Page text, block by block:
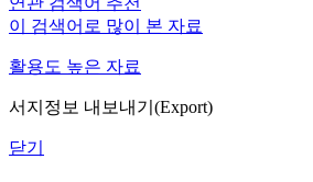
이 검색어로 많이 본 자료
활용도 높은 자료
서지정보 내보내기(Export)
닫기